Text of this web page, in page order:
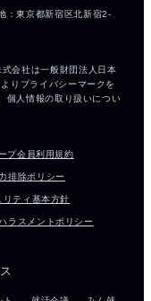
プ会員利用規約
排除ポリシー
リティ基本方針
ラスメントポリシー